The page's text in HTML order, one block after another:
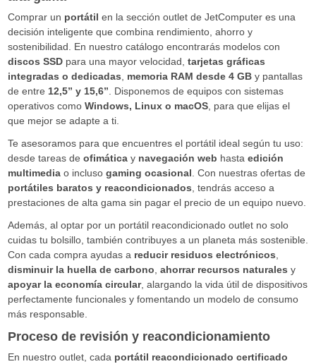
Comprar un portátil en la sección outlet de JetComputer es una
decisión inteligente que combina rendimiento, ahorro y
sostenibilidad. En nuestro catálogo encontrarás modelos con
discos SSDpara una mayor velocidad, tarjetas gráficas
integradas o dedicadas
memoria RAM desde 4 GBy pantallas
de entre 12,5” y 15,6” . Disponemos de equipos con sistemas
operativos como Windows, Linux o macOS, para que elijas el
que mejor se adapte a ti.
Te asesoramos para que encuentres el portátil ideal según tu uso:
desde tareas de ofimáticay navegación web hasta edición
multimediao incluso gaming ocasional . Con nuestras ofertas de
portátiles baratos y reacondicionados , tendrás acceso a
prestaciones de alta gama sin pagar el precio de un equipo nuevo.
Además, al optar por un portátil reacondicionado outlet no solo
cuidas tu bolsillo, también contribuyes a un planeta más sostenible.
Con cada compra ayudas a reducir residuos electrónicos
disminuir la huella de carbono ahorrar recursos naturales y
apoyar la economía circular, alargando la vida útil de dispositivos
perfectamente funcionales y fomentando un modelo de consumo
más responsable.
Proceso de revisión y reacondicionamiento
En nuestro outlet, cada portátil reacondicionado certificado